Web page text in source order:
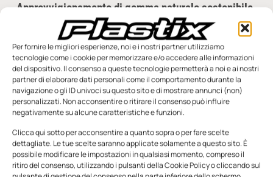
Per fornire le migliori esperienze, noi e i nostri partner utilizziamo
tecnologie come i cookie per memorizzare e/o accedere alle informazioni
del dispositivo. Il consenso a queste tecnologie permetterà a noi e ai nostri
partner di elaborare dati personali come il comportamento durante la
navigazione o gli ID univoci su questo sito e di mostrare annunci (non)
personalizzati. Non acconsentire o ritirare il consenso può influire
negativamente su alcune caratteristiche e funzioni.
Clicca qui sotto per acconsentire a quanto sopra o per fare scelte
dettagliate. Le tue scelte saranno applicate solamente a questo sito. È
possibile modificare le impostazioni in qualsiasi momento, compreso il
ritiro del consenso, utilizzando i pulsanti della Cookie Policy o cliccando sul
Approvvigionamento di gomma naturale sostenibile
e responsabile
La domanda globale di gomma naturale continua a crescere
incessantemente, alimentata dalla crescita demografica e
dal progresso delle soluzioni di mobilità. In questo contesto,
Sumitomo
Redazione 11 Dicembre 2023
SFOGLIA LA RIVISTA